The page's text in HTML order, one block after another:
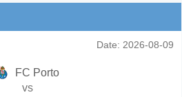
Date: 2026-08-09
FC Porto
vs